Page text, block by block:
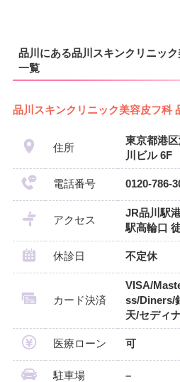
品川にある品川スキンクリニッ
一覧
品川スキンクリニック美容皮フ科
住所
東京都港
川ビル 6F
電話番号 0120-786-
アクセス
JR品川駅
駅高輪口
休診日 不定休
カード決済
VISA/
ss/Diners/
天/セディ
医療ローン 可
駐車場 –